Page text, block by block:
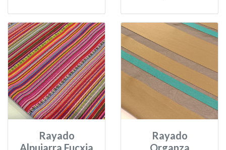
Rayado
Alpujarra Fucxia
Rayado
Organza